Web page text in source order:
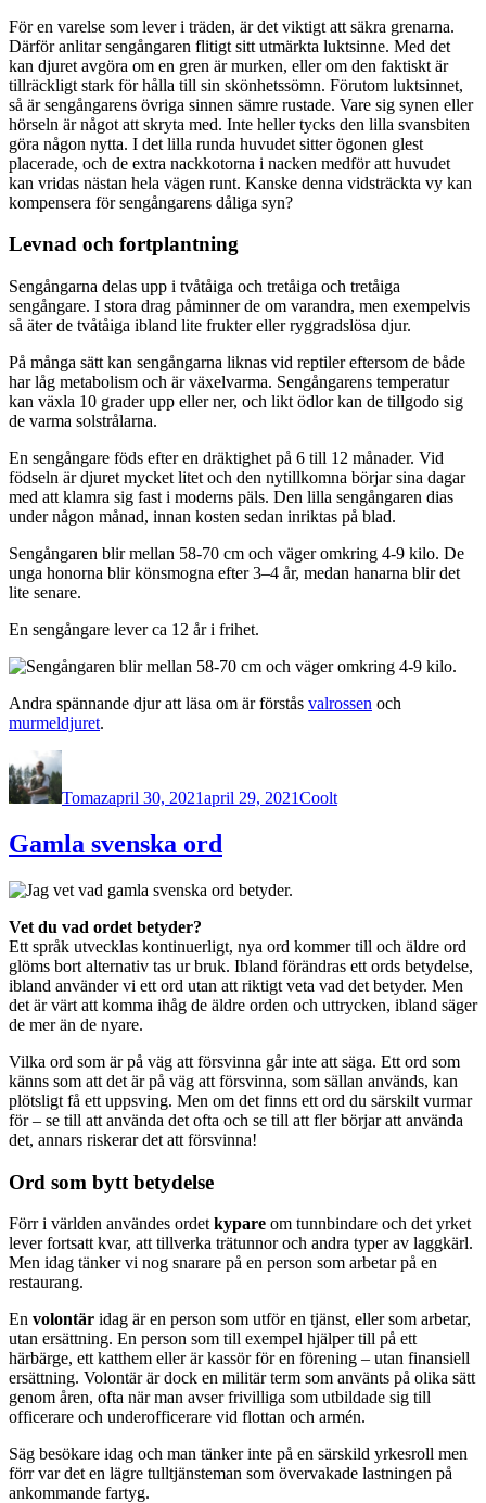
För en varelse som lever i träden, är det viktigt att säkra grenarna.
Därför anlitar sengångaren flitigt sitt utmärkta luktsinne. Med det
kan djuret avgöra om en gren är murken, eller om den faktiskt är
tillräckligt stark för hålla till sin skönhetssömn. Förutom luktsinnet,
så är sengångarens övriga sinnen sämre rustade. Vare sig synen eller
hörseln är något att skryta med. Inte heller tycks den lilla svansbiten
göra någon nytta. I det lilla runda huvudet sitter ögonen glest
placerade, och de extra nackkotorna i nacken medför att huvudet
kan vridas nästan hela vägen runt. Kanske denna vidsträckta vy kan
kompensera för sengångarens dåliga syn?
Levnad och fortplantning
Sengångarna delas upp i tvåtåiga och tretåiga och tretåiga
sengångare. I stora drag påminner de om varandra, men exempelvis
så äter de tvåtåiga ibland lite frukter eller ryggradslösa djur.
På många sätt kan sengångarna liknas vid reptiler eftersom de både
har låg metabolism och är växelvarma. Sengångarens temperatur
kan växla 10 grader upp eller ner, och likt ödlor kan de tillgodo sig
de varma solstrålarna.
En sengångare föds efter en dräktighet på 6 till 12 månader. Vid
födseln är djuret mycket litet och den nytillkomna börjar sina dagar
med att klamra sig fast i moderns päls. Den lilla sengångaren dias
under någon månad, innan kosten sedan inriktas på blad.
Sengångaren blir mellan 58-70 cm och väger omkring 4-9 kilo. De
unga honorna blir könsmogna efter 3–4 år, medan hanarna blir det
lite senare.
En sengångare lever ca 12 år i frihet.
Andra spännande djur att läsa om är förstås valrossen och
murmeldjuret.
Författare
Tomazapril 30, 2021april 29, 2021Coolt
Gamla svenska ord
Vet du vad ordet betyder?
Ett språk utvecklas kontinuerligt, nya ord kommer till och äldre ord
glöms bort alternativ tas ur bruk. Ibland förändras ett ords betydelse,
ibland använder vi ett ord utan att riktigt veta vad det betyder. Men
det är värt att komma ihåg de äldre orden och uttrycken, ibland säger
de mer än de nyare.
Vilka ord som är på väg att försvinna går inte att säga. Ett ord som
känns som att det är på väg att försvinna, som sällan används, kan
plötsligt få ett uppsving. Men om det finns ett ord du särskilt vurmar
för – se till att använda det ofta och se till att fler börjar att använda
det, annars riskerar det att försvinna!
Ord som bytt betydelse
Förr i världen användes ordet kypare om tunnbindare och det yrket
lever fortsatt kvar, att tillverka trätunnor och andra typer av laggkärl.
Men idag tänker vi nog snarare på en person som arbetar på en
restaurang.
En volontär idag är en person som utför en tjänst, eller som arbetar,
utan ersättning. En person som till exempel hjälper till på ett
härbärge, ett katthem eller är kassör för en förening – utan finansiell
ersättning. Volontär är dock en militär term som använts på olika sätt
genom åren, ofta när man avser frivilliga som utbildade sig till
officerare och underofficerare vid flottan och armén.
Säg besökare idag och man tänker inte på en särskild yrkesroll men
förr var det en lägre tulltjänsteman som övervakade lastningen på
ankommande fartyg.